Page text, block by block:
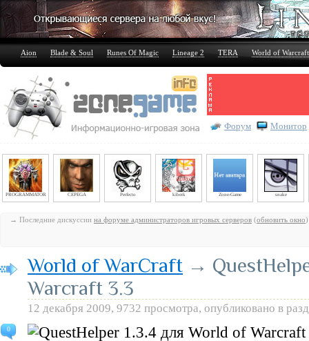
Aion Blade & Soul Runes Of Magic Lineage 2 TERA World of Warcraft
Форум Монитор
PROGRAMMATOR CEPEGA Perfecto kiberk Zone-Game snake
→ Последние дискуссии на форуме администраторов игровых серверов (обновить окно)
0
World of WarCraft →
Warcraft 3.3
12 декабря 2009, 9732 просмотра, опубликовано в